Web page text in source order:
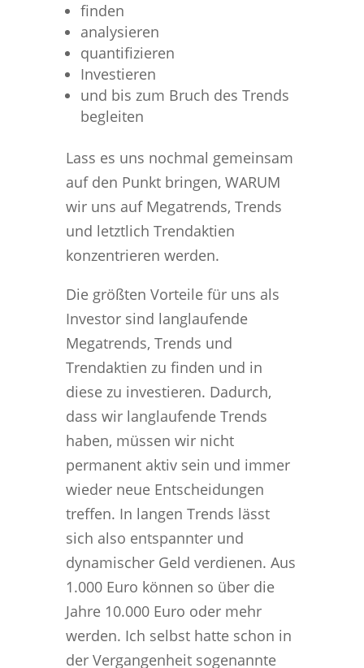
finden
analysieren
quantifizieren
Investieren
und bis zum Bruch des Trends
begleiten
Lass es uns nochmal gemeinsam
auf den Punkt bringen, WARUM
wir uns auf Megatrends, Trends
und letztlich Trendaktien
konzentrieren werden.
Die größten Vorteile für uns als
Investor sind langlaufende
Megatrends, Trends und
Trendaktien zu finden und in
diese zu investieren. Dadurch,
dass wir langlaufende Trends
haben, müssen wir nicht
permanent aktiv sein und immer
wieder neue Entscheidungen
treffen. In langen Trends lässt
sich also entspannter und
dynamischer Geld verdienen. Aus
1.000 Euro können so über die
Jahre 10.000 Euro oder mehr
werden. Ich selbst hatte schon in
der Vergangenheit sogenannte